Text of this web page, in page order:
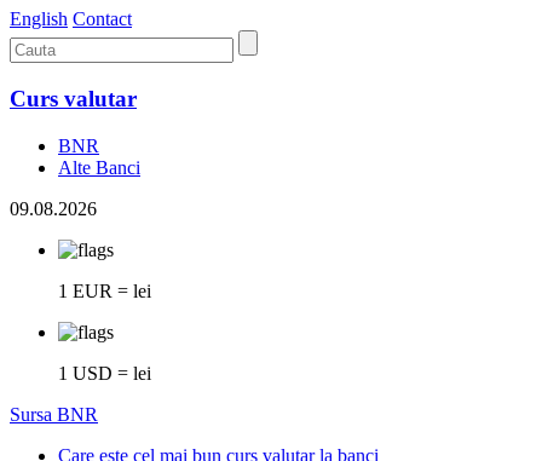
English Contact
Curs valutar
BNR
Alte Banci
09.08.2026
1 EUR = lei
1 USD = lei
Sursa BNR
Care este cel mai bun curs valutar la banci